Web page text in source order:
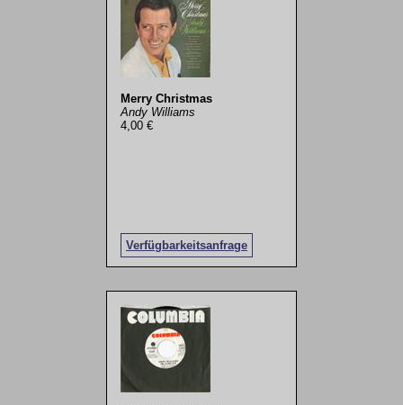
Merry Christmas
Andy Williams
4,00 €
Verfügbarkeitsanfrage